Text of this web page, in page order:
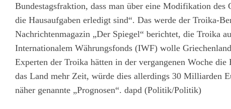
Bundestagsfraktion, dass man über eine Modifikation des
die Hausaufgaben erledigt sind“. Das werde der Troika-
Nachrichtenmagazin „Der Spiegel“ berichtet, die Troika
Internationalem Währungsfonds (IWF) wolle
Experten der Troika hätten in der vergangenen Woche
das Land mehr Zeit, würde dies allerdings 30 Milliarden
näher genannte „Prognosen“. dapd (Politik/Politik)